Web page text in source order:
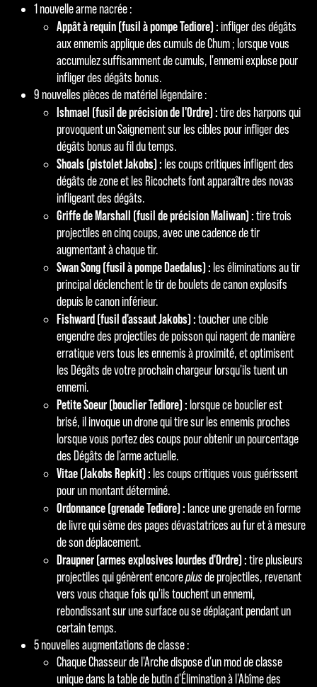
vers
les
Goog
le.
1 nouvelle arme nacrée :
Appât à requin (fusil à pompe Tediore) : infliger des dégâts
aux ennemis applique des cumuls de Chum ; lorsque vous
accumulez suffisamment de cumuls, l'ennemi explose pour
infliger des dégâts bonus.
9 nouvelles pièces de matériel légendaire :
Ishmael (fusil de précision de l'Ordre) :tire des harpons qui
provoquent un Saignement sur les cibles pour infliger des
dégâts bonus au fil du temps.
Shoals (pistolet Jakobs) : les coups critiques infligent des
dégâts de zone et les Ricochets font apparaître des novas
infligeant des dégâts.
Griffe de Marshall (fusil de précision Maliwan) :tire trois
projectiles en cinq coups, avec une cadence de tir
augmentant à chaque tir.
Swan Song (fusil à pompe Daedalus) : les éliminations au tir
principal déclenchent le tir de boulets de canon explosifs
depuis le canon inférieur.
Fishward (fusil d'assaut Jakobs) :toucher une cible
engendre des projectiles de poisson qui nagent de manière
erratique vers tous les ennemis à proximité, et optimisent
les Dégâts de votre prochain chargeur lorsqu'ils tuent un
ennemi.
Petite Soeur (bouclier Tediore) : lorsque ce bouclier est
brisé, il invoque un drone qui tire sur les ennemis proches
lorsque vous portez des coups pour obtenir un pourcentage
des Dégâts de l'arme actuelle.
Vitae (Jakobs Repkit) : les coups critiques vous guérissent
pour un montant déterminé.
Ordonnance (grenade Tediore) : lance une grenade en forme
de livre qui sème des pages dévastatrices au fur et à mesure
de son déplacement.
Draupner (armes explosives lourdes d'Ordre) :tire plusieurs
projectiles qui génèrent encoreplusde projectiles, revenant
vers vous chaque fois qu'ils touchent un ennemi,
rebondissant sur une surface ou se déplaçant pendant un
certain temps.
5 nouvelles augmentations de classe :
Chaque Chasseur de l'Arche dispose d'un mod de classe
unique dans la table de butin d'Élimination à l'Abîme des